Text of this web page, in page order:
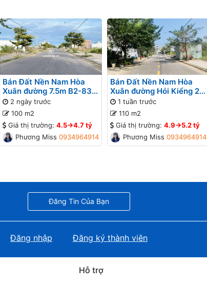
Bán Đất Nền Nam Hòa
Xuân đường 7.5m B2-83
lô 9x - Đối diện bệnh viện,
Gần Sông
2 ngày trước
100 m2
Giá thị trường: 4.5->4.7 tỷ
Phương Missa0934964914
Bán Đất Nền Nam Hòa
Xuân đường Hói Kiểng 26
B2-101 lô 6x - Gần đường
Minh Mạng
1 tuần trước
110 m2
Giá thị trường: 4.9->5.2 tỷ
Phương Missa0934964914
Đăng Tin Của Bạn
Đăng nhập Đăng ký thành viên
Hỗ trợ